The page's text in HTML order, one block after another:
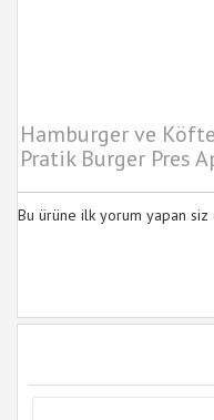
Hamburger ve
Pratik Burger Pres
Bu ürüne ilk yorum yapan siz